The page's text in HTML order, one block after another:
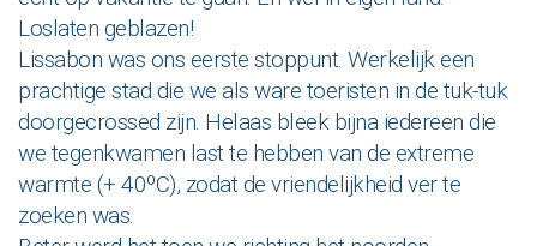
Loslaten geblazen!
Lissabon was ons eerste stoppunt. Werkelijk een
prachtige stad die we als ware toeristen in de tuk-tuk
doorgecrossed zijn. Helaas bleek bijna iedereen die
we tegenkwamen last te hebben van de extreme
warmte (+ 40ºC), zodat de vriendelijkheid ver te
zoeken was.